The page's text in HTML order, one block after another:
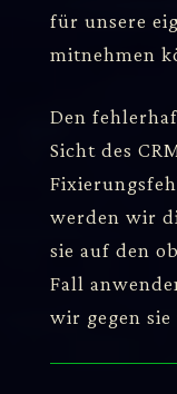
für unsere
mitnehmen
Den
Sicht des
werden wir
sie auf den
Fall
wir gegen